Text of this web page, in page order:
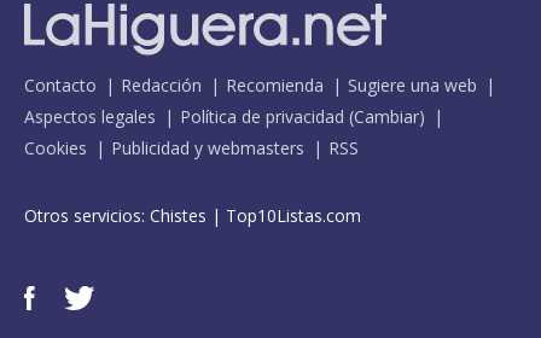
Contacto Redacción Recomienda
Sugiere una web
Aspectos legales
Política de privacidad (Cambiar)
Cookies
Publicidad y webmasters RSS
Otros servicios: Chistes | Top10Listas.com